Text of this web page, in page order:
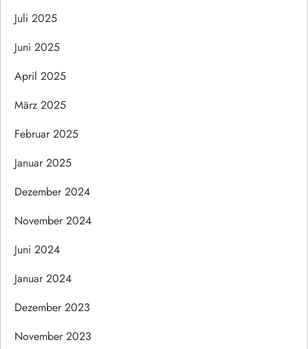
Juli 2025
Juni 2025
April 2025
März 2025
Februar 2025
Januar 2025
Dezember 2024
November 2024
Juni 2024
Januar 2024
Dezember 2023
November 2023